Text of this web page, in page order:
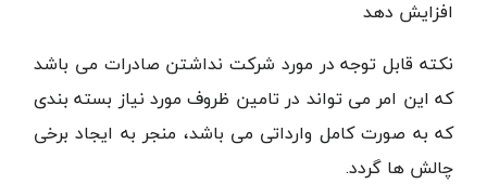
افزایش دهد
نکته قابل توجه در مورد شرکت نداشتن صادرات می باشد
که این امر می تواند در تامین ظروف مورد نیاز بسته بندی
که به صورت کامل وارداتی می باشد، منجر به ایجاد برخی
چالش ها گردد.